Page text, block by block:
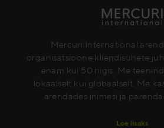
Mercuri International
organisatsioone kliendisuhete
enam kui 50 riigis. Me
lokaalselt kui globaalselt. Me
arendades inimesi ja
Loe lisaks